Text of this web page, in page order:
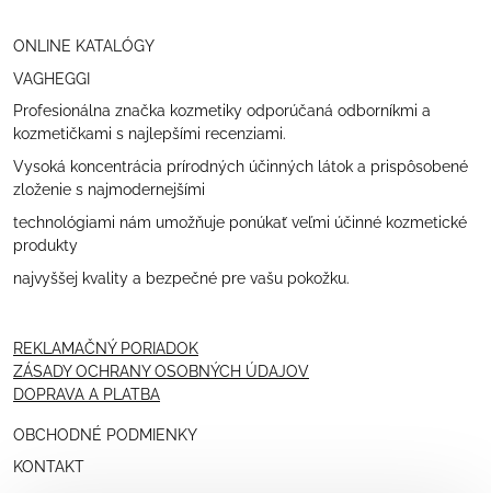
ONLINE KATALÓGY
VAGHEGGI
Profesionálna značka kozmetiky odporúčaná odborníkmi a
kozmetičkami s najlepšími recenziami.
Vysoká koncentrácia prírodných účinných látok a prispôsobené
zloženie s najmodernejšími
technológiami nám umožňuje ponúkať veľmi účinné kozmetické
produkty
najvyššej kvality a bezpečné pre vašu pokožku.
REKLAMAČNÝ PORIADOK
ZÁSADY OCHRANY OSOBNÝCH ÚDAJOV
DOPRAVA A PLATBA
OBCHODNÉ PODMIENKY
KONTAKT